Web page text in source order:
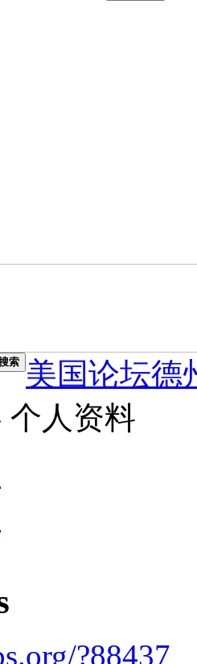
索
美国论坛德
个人资料
?88437